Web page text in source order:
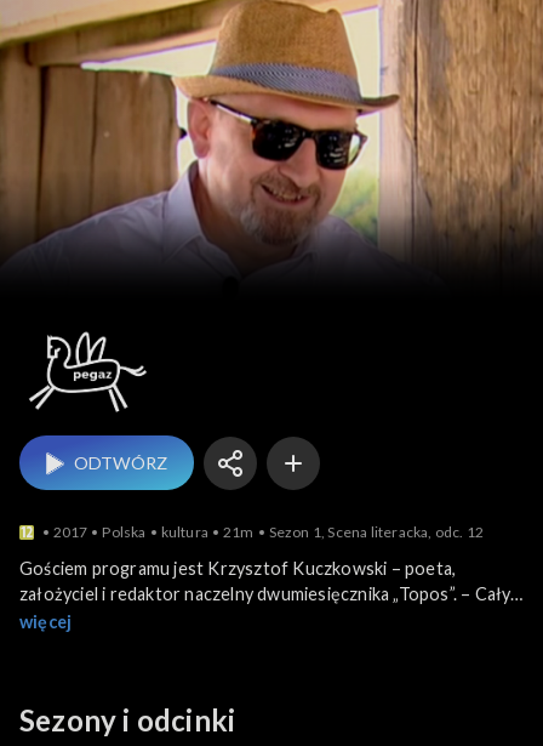
Pegaz
ODTWÓRZ
2017 Polska kultura 21m Sezon 1, Scena literacka, odc. 12
Gościem programu jest Krzysztof Kuczkowski – poeta,
założyciel i redaktor naczelny dwumiesięcznika „Topos”. – Cały
czas mi się wydaje, że poeci mają coś ważnego do powiedzenia –
więcej
Sezony i odcinki